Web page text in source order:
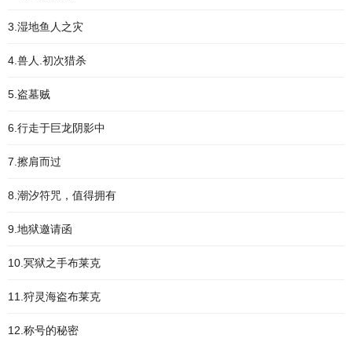
3.湿地鱼人之灾
4.兽人.初次猎杀
5.盗墓贼
6.行走于巨龙阴影中
7.擦肩而过
8.潮汐符咒，值得拥有
9.地狱邀请函
10.冥狱之手布莱克
11.狩灵海盗布莱克
12.称号的秘密